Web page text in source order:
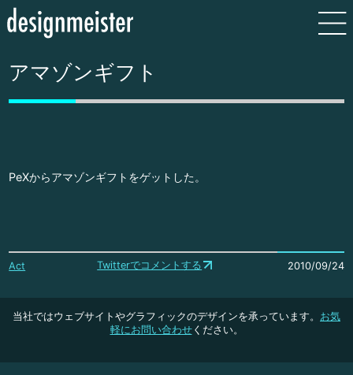
アマゾンギフト
PeXからアマゾンギフトをゲットした。
Act Twitterでコメントする 2010/09/24
当社ではウェブサイトやグラフィックのデザインを承っています。 お気
軽にお問い合わせください。